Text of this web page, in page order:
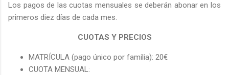
Los pagos de las cuotas mensuales se deberán abonar en los
primeros diez días de cada mes.
CUOTAS Y PRECIOS
MATRÍCULA (pago único por familia): 20€
CUOTA MENSUAL: